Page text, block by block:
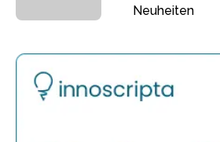
Neuheiten